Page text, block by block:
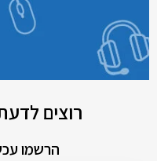
רוצים
הרשמו